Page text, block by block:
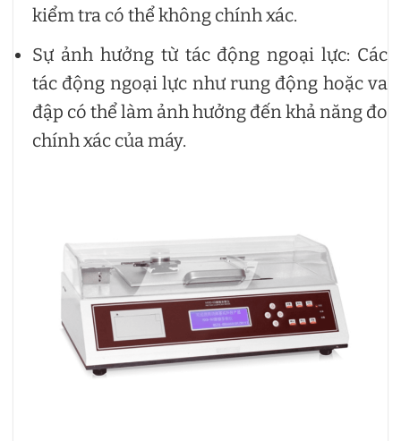
kiểm tra có thể không chính xác.
Sự ảnh hưởng từ tác động ngoại lực: Các
tác động ngoại lực như rung động hoặc va
đập có thể làm ảnh hưởng đến khả năng đo
chính xác của máy.